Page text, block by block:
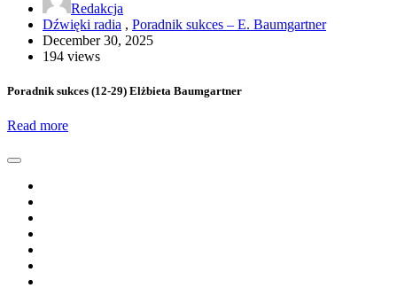
Redakcja
Dźwięki radia , Poradnik sukces – E. Baumgartner
December 30, 2025
194 views
Poradnik sukces (12-29) Elżbieta Baumgartner
Read more